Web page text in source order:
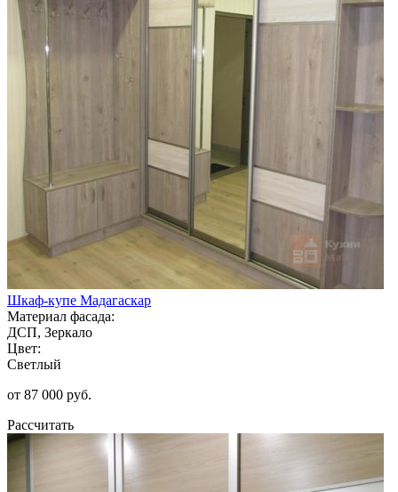
Шкаф-купе Мадагаскар
Материал фасада:
ДСП, Зеркало
Цвет:
Светлый
от 87 000 руб.
Рассчитать